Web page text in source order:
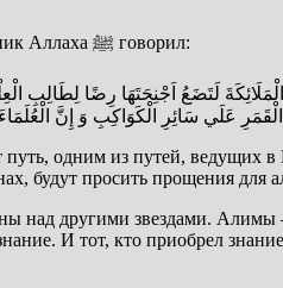
Тогда Абу Дарда (да будет доволен им Аллаh) продолжил, сказав: «Я слышал, как посланник Аллаха ﷺ говорил:
لَتَضَعُ اَجْنِحَتَهَا رِضًا
عَلَي سَائِرِ الْكَوَاكِبِ وَ إِنَّ الْعُلَمَاءَ
одним из путей,
будут просить прощения для
над другими звездами.
И тот, кто приобрел